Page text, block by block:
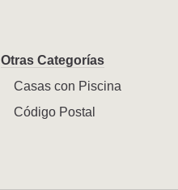
Otras Categorías
Casas con Piscina
Código Postal